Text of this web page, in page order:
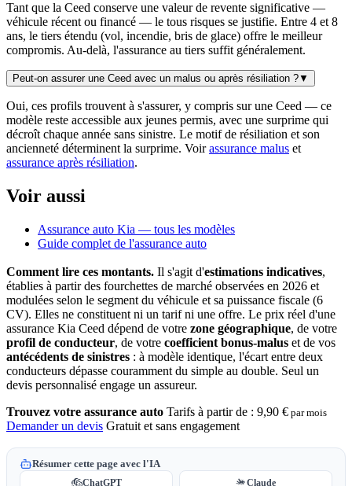
Tant que la Ceed conserve une valeur de revente significative —
véhicule récent ou financé — le tous risques se justifie. Entre 4 et 8
ans, le tiers étendu (vol, incendie, bris de glace) offre le meilleur
compromis. Au-delà, l'assurance au tiers suffit généralement.
Peut-on assurer une Ceed avec un malus ou après résiliation ?▼
Oui, ces profils trouvent à s'assurer, y compris sur une Ceed — ce
modèle reste accessible aux jeunes permis, avec une surprime qui
décroît chaque année sans sinistre. Le motif de résiliation et son
ancienneté déterminent la surprime. Voirassurance malus et
assurance après résiliation.
Voir aussi
Assurance auto Kia — tous les modèles
Guide complet de l'assurance auto
Comment lire ces montants. Il s'agit d'estimations indicatives,
établies à partir des fourchettes de marché observées en 2026 et
modulées selon le segment du véhicule et sa puissance fiscale (6
CV). Elles ne constituent ni un tarif ni une offre. Le prix réel d'une
assurance Kia Ceed dépend de votre zone géographique, de votre
profil de conducteur, de votre coefficient bonus-malus et de vos
antécédents de sinistres : à modèle identique, l'écart entre deux
conducteurs dépasse couramment du simple au double. Seul un
devis personnalisé engage un assureur.
Trouvez votre assurance auto Tarifs à partir de : 9,90 € par mois
Demander un devis Gratuit et sans engagement
Résumer cette page avec l'IA
ChatGPT Claude